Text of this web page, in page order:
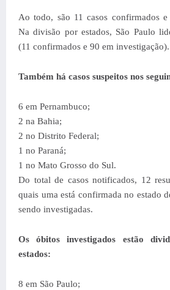
Ao todo, são 11 casos confirmados
Na divisão por estados, São Paulo
(11 confirmados e 90 em investigação).
Também há casos suspeitos nos
6 em Pernambuco;
2 na Bahia;
2 no Distrito Federal;
1 no Paraná;
1 no Mato Grosso do Sul.
Do total de casos notificados, 12
quais uma está confirmada no estado
sendo investigadas.
Os óbitos investigados estão
estados:
8 em São Paulo;